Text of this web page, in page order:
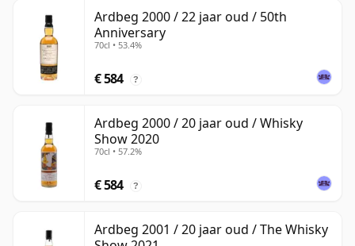
Ardbeg 2000 / 22 jaar oud / 50th
Anniversary
70cl • 53.4%
€ 584 ?
Ardbeg 2000 / 20 jaar oud / Whisky
Show 2020
70cl • 57.2%
€ 584 ?
Ardbeg 2001 / 20 jaar oud / The Whisky